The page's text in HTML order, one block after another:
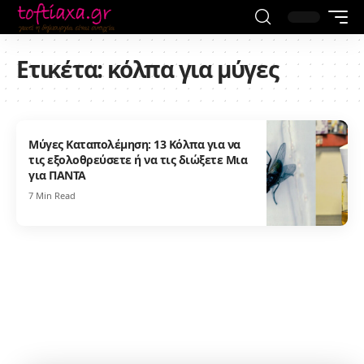
Ετικέτα:κόλπα για μύγες
Μύγες Καταπολέμηση: 13 Κόλπα για να
τις εξολοθρεύσετε ή να τις διώξετε Μια
για ΠΑΝΤΑ
7 Min Read